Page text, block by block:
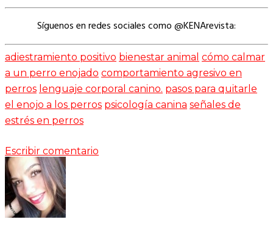
Síguenos en redes sociales como @KENArevista:
adiestramiento positivo bienestar animal cómo calmar
a un perro enojado comportamiento agresivo en
perros lenguaje corporal canino. pasos para quitarle
el enojo a los perros psicología canina señales de
estrés en perros
Escribir comentario